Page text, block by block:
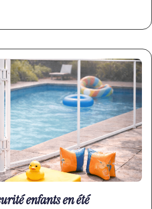
enfants en été